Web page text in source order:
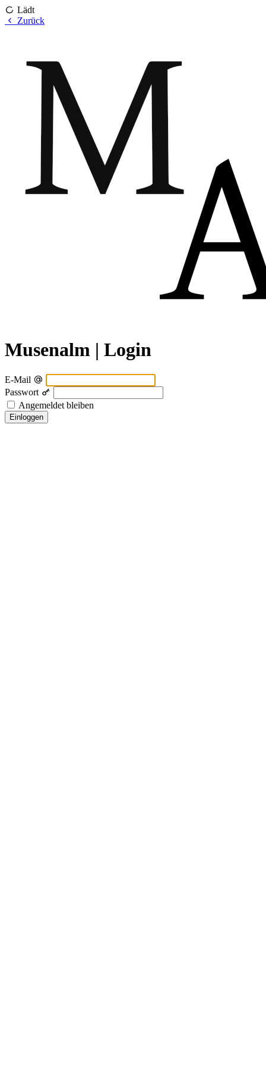
Lädt
Zurück
Musenalm | Login
E-Mail
Passwort
Angemeldet bleiben
Einloggen